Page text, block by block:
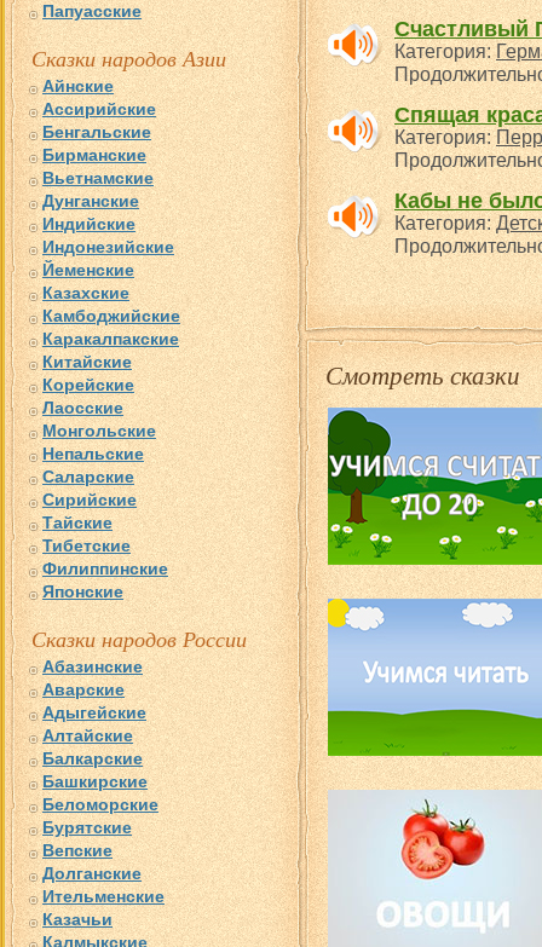
Папуасские
Сказки народов Азии
Айнские
Ассирийские
Бенгальские
Бирманские
Вьетнамские
Дунганские
Индийские
Индонезийские
Йеменские
Казахские
Камбоджийские
Каракалпакские
Китайские
Корейские
Лаосские
Монгольские
Непальские
Саларские
Сирийские
Тайские
Тибетские
Филиппинские
Японские
Сказки народов России
Абазинские
Аварские
Адыгейские
Алтайские
Балкарские
Башкирские
Беломорские
Бурятские
Вепские
Долганские
Ительменские
Казачьи
Калмыкские
Счастливый
Категория:
Спящая
Категория:
Кабы не
Категория:
Смотреть сказки